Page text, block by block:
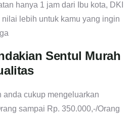
hanya 1 jam dari Ibu kota, DKI
lebih untuk kamu yang ingin
Sentul Murah
anda cukup mengeluarkan
sampai Rp. 350.000,-/Orang